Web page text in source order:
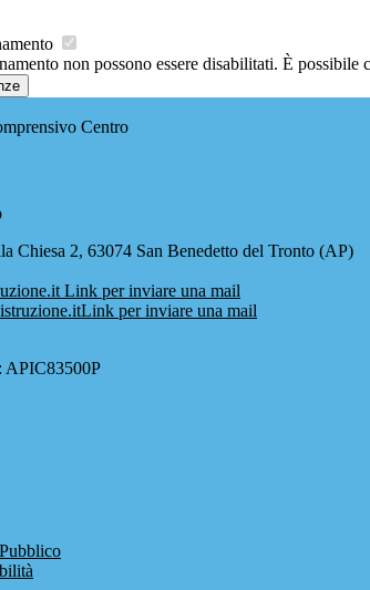
non possono essere disabilitati. È
Centro
Chiesa 2, 63074 San Benedetto del Tronto (AP)
Link per inviare una mail
Link per inviare una mail
APIC83500P